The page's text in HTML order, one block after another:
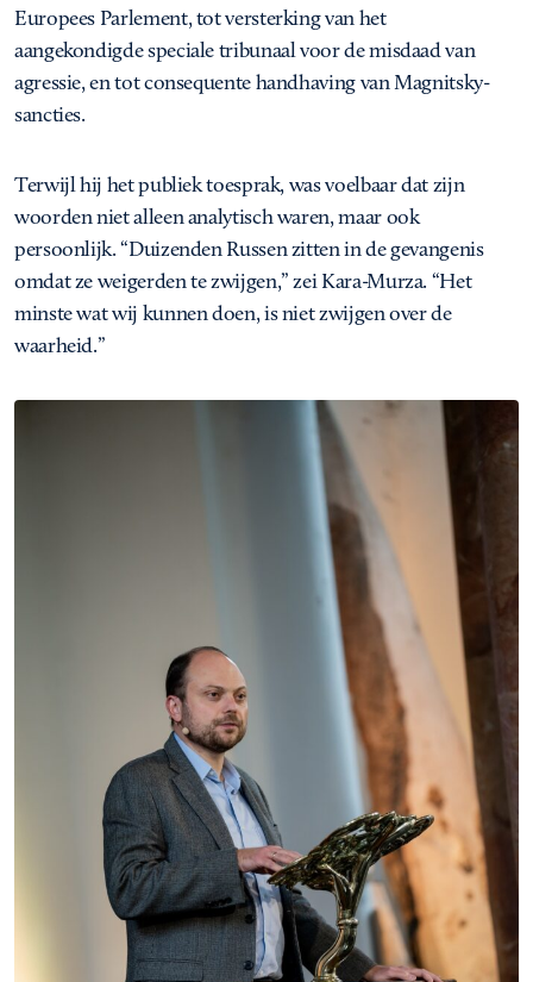
Europees Parlement, tot versterking van het
aangekondigde speciale tribunaal voor de misdaad van
agressie, en tot consequente handhaving van Magnitsky-
sancties.
Terwijl hij het publiek toesprak, was voelbaar dat zijn
woorden niet alleen analytisch waren, maar ook
persoonlijk. “Duizenden Russen zitten in de gevangenis
omdat ze weigerden te zwijgen,” zei Kara-Murza. “Het
minste wat wij kunnen doen, is niet zwijgen over de
waarheid.”